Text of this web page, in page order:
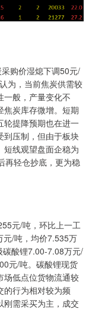
购价湿熄下调50元/
为，当前焦炭供需较
一般，产量变化不
焦炭库存微增。短期
轮提降预期也在进一
到压制，但由于板块
短线观望盘面企稳为
再轻仓抄底，更为稳
元/吨，环比上一工
/吨，均价7.535万
酸锂7.00-7.08万元/
元/吨。碳酸锂现货
场低点位货物流通较
的行为相对较为频
刚需采买为主，成交